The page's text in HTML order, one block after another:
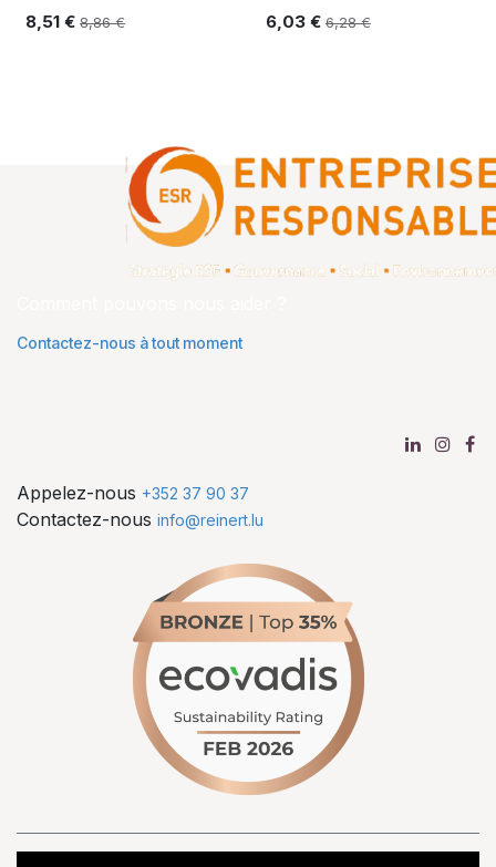
8,51 € 8,86€ 6,03€ 6,28€
Contactez-nous à tout moment
Appelez-nous +352 37 90 37
Contactez-nous info@reinert.lu